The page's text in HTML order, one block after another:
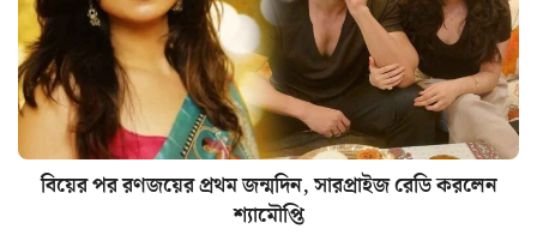
বিয়ের পর রণজয়ের প্রথম জন্মদিন, সারপ্রাইজ রেডি করলেন
শ্যামৌপ্তি